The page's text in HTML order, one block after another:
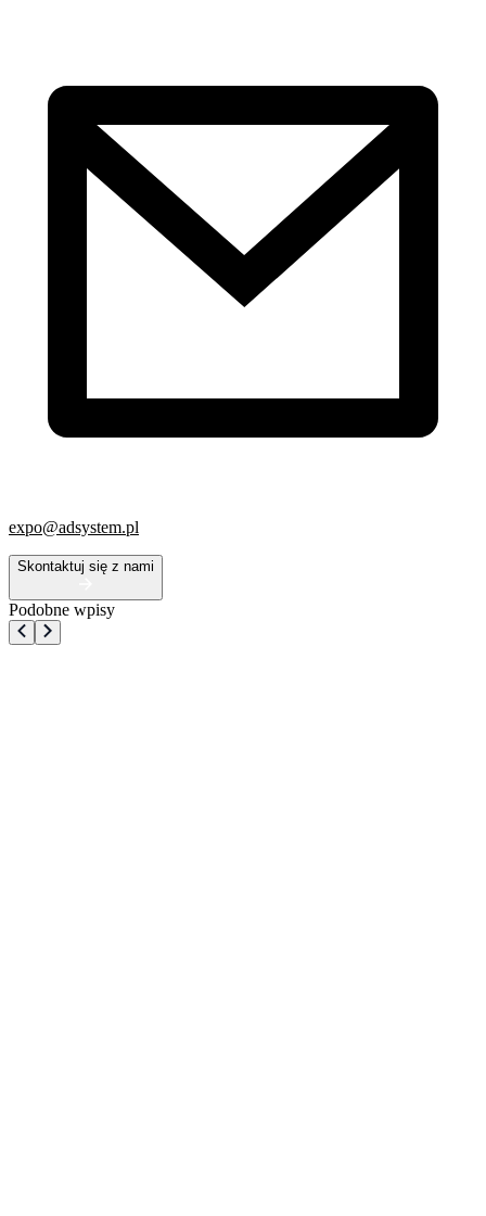
expo@adsystem.pl
Skontaktuj się z nami
Podobne wpisy